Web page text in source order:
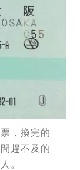
，換完的
趕不及的
。